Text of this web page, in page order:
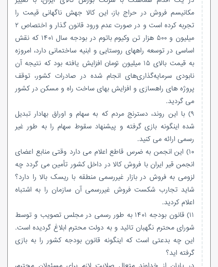
مکانیسم فروش در حراج باز، این کالا جهش ناگهانی قیمت را
تجربه کرده است و در صورت عدم ورود قانون گذار و اختصاص ۲
میلیون و ۵۰۰ هزار تن وکیوم باتوم در بودجه سال ۱۴۰۱ که نقش
اساسی در توسعه راههای روستایی و ابنیه ساختمانی دارد، امروزه
به قیمت بالای ۱۵ میلیون تومان افزایش یافته بود که نتیجه آن
نابودی سرمایه‌گذاری‌های انجام شده در صادرات کشور، توقف
پروژه های راهسازی و افزایش بهای ساخت راه و مسکن در کشور
می گردید.
۹) با این روند، دسترنج مردم که به سهام و اوراق بهادار تبدیل
شده اینگونه بازی گرفته و پیشنهاد سقوط سهام را به طور غیر
رسمی ارائه می کنید.
۱۰) این انجمن به ضرس قاطع اعلام می دارد وقتی منابع اعضای
انجمن قیر ایران با فروش کالا در داخل کشور تأمین می گردد چه
لزومی به فروش در بازار غیررسمی منطقه با ریسک بالا را دارد؟
شاید تجارب شکست فروش غیررسمی آن سازمان را به اشتباه
اعلام کردید.
۱۱) قانون بودجه ۱۴۰۱ به طور رسمی در مجلس تصویب و توسط
شورای محترم نگهبان تائید و به دولت محترم ابلاغ گردیده است.
این چه بدعتی است که اینگونه قانون بودجه کشور را به بازی
گرفته اید؟